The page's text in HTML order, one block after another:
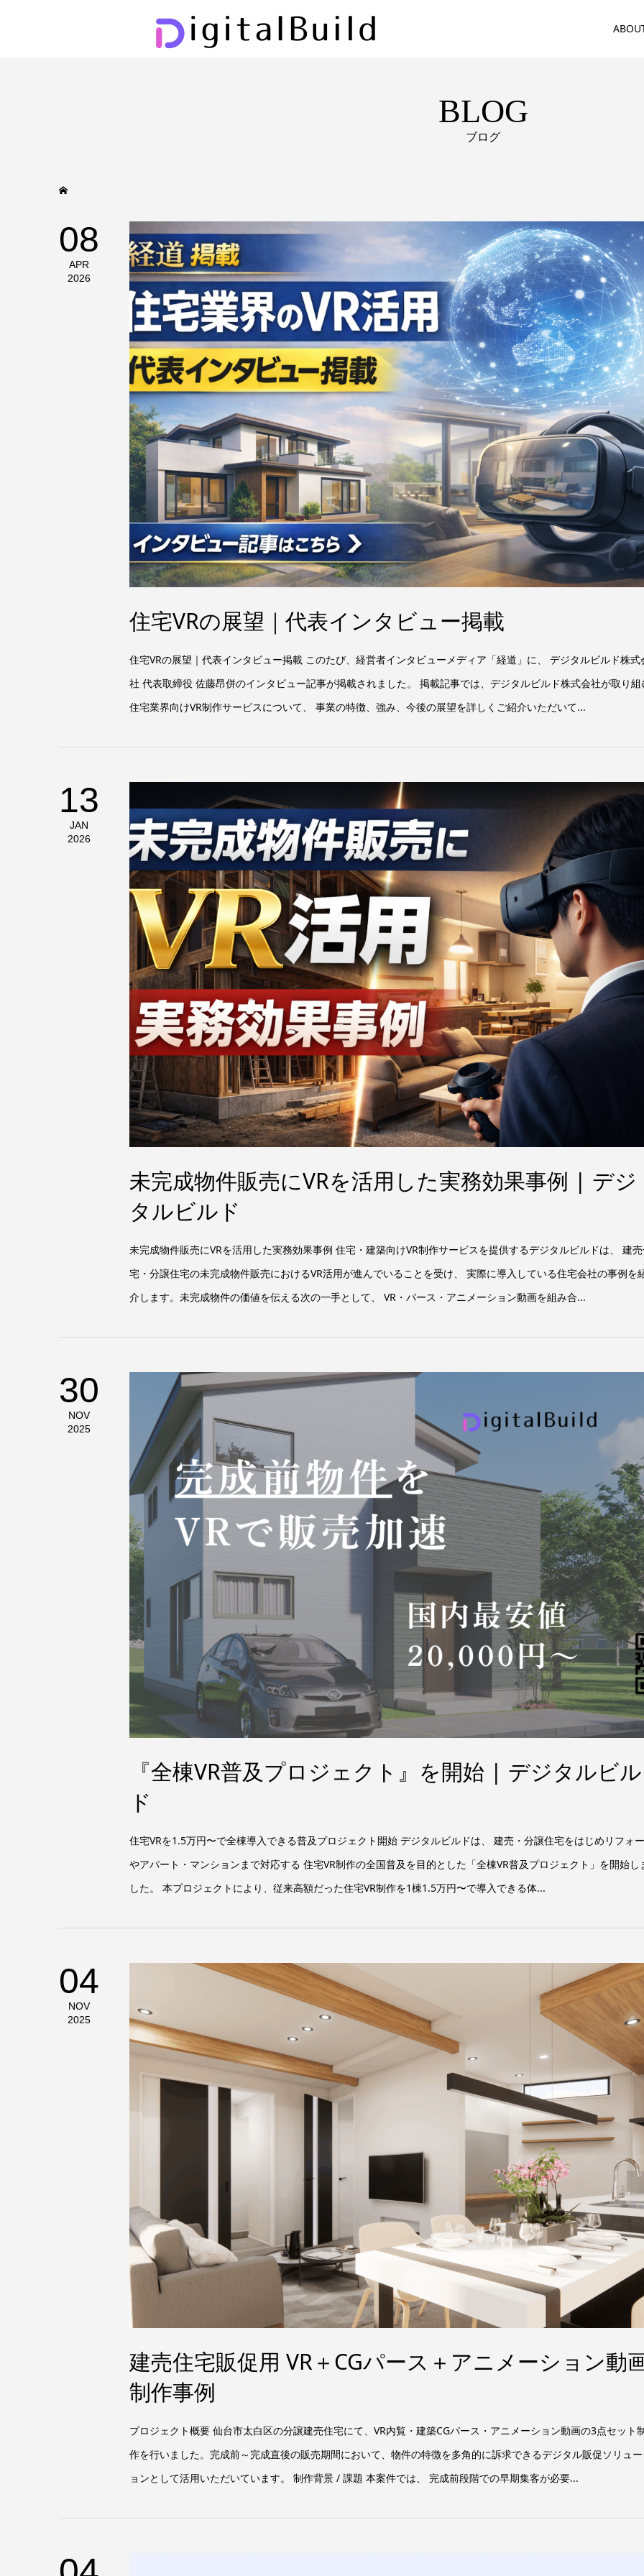
BLOG
ブログ
08
APR
2026
住宅VRの展望｜代表インタビュー掲載
住宅VRの展望｜代表インタビュー掲載 このたび、経営者インタビューメディア「経道」に、 デジタルビルド株式
社 代表取締役 佐藤昂併のインタビュー記事が掲載されました。 掲載記事では、デジタルビルド株式会社が取り組
住宅業界向けVR制作サービスについて、 事業の特徴、強み、今後の展望を詳しくご紹介いただいて...
13
JAN
2026
未完成物件販売にVRを活用した実務効果事例 | デジ
タルビルド
未完成物件販売にVRを活用した実務効果事例 住宅・建築向けVR制作サービスを提供するデジタルビルドは、 建
宅・分譲住宅の未完成物件販売におけるVR活用が進んでいることを受け、 実際に導入している住宅会社の事例を
介します。未完成物件の価値を伝える次の一手として、 VR・パース・アニメーション動画を組み合...
30
NOV
2025
『全棟VR普及プロジェクト』を開始 | デジタルビル
ド
住宅VRを1.5万円〜で全棟導入できる普及プロジェクト開始 デジタルビルドは、 建売・分譲住宅をはじめリフォ
やアパート・マンションまで対応する 住宅VR制作の全国普及を目的とした「全棟VR普及プロジェクト」を開始し
した。 本プロジェクトにより、従来高額だった住宅VR制作を1棟1.5万円〜で導入できる体...
04
NOV
2025
建売住宅販促用 VR＋CGパース＋アニメーション動
制作事例
プロジェクト概要 仙台市太白区の分譲建売住宅にて、VR内覧・建築CGパース・アニメーション動画の3点セット
作を行いました。完成前～完成直後の販売期間において、物件の特徴を多角的に訴求できるデジタル販促ソリュ
ョンとして活用いただいています。 制作背景 / 課題 本案件では、 完成前段階での早期集客が必要...